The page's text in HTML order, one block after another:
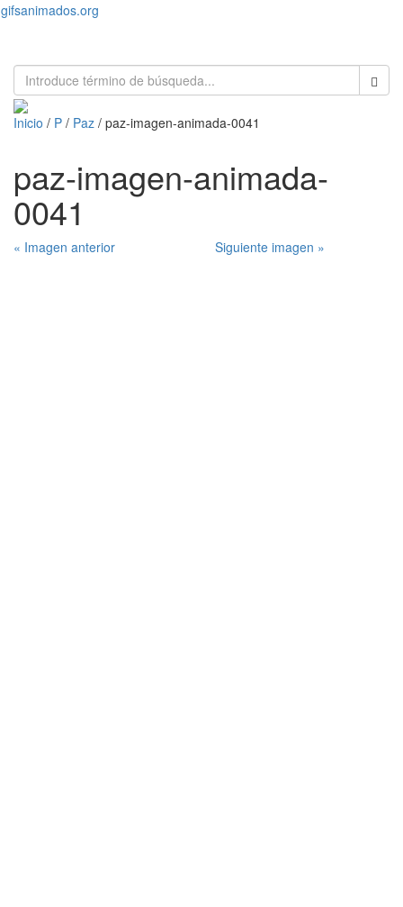
gifsanimados.org
Inicio / P / Paz / paz-imagen-animada-0041
paz-imagen-animada-
0041
« Imagen anterior Siguiente imagen »